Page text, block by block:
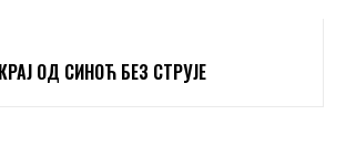
ОД СИНОЋ БЕЗ СТРУЈЕ